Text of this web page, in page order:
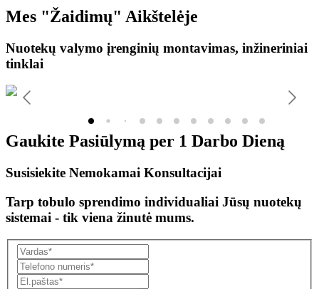
Mes "Žaidimų" Aikštelėje
Nuotekų valymo įrenginių montavimas, inžineriniai
tinklai
Gaukite Pasiūlymą per 1 Darbo Dieną
Susisiekite Nemokamai Konsultacijai
Tarp tobulo sprendimo individualiai Jūsų nuotekų
sistemai - tik viena žinutė mums.